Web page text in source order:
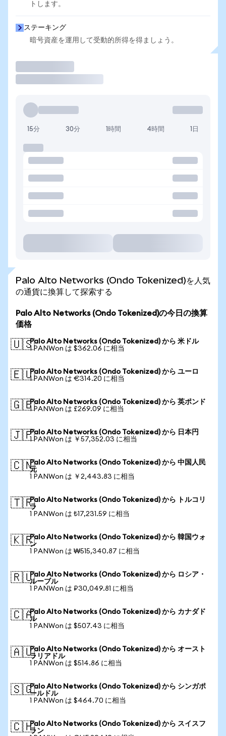
トします。
ステーキング
暗号資産を運用して受動的所得を得ましょう。
15分 30分 1時間 4時間 1日
Palo Alto Networks (Ondo Tokenized)を人気
の通貨に換算して探索する
Palo Alto Networks (Ondo Tokenized)の今日の換算
価格
🇺🇸Palo Alto Networks (Ondo Tokenized) から 米ドル
1 PANWon は $362.06 に相当
🇪🇺Palo Alto Networks (Ondo Tokenized) から ユーロ
1 PANWon は €314.20 に相当
🇬🇧Palo Alto Networks (Ondo Tokenized) から 英ポンド
1 PANWon は £269.09 に相当
🇯🇵Palo Alto Networks (Ondo Tokenized) から 日本円
1 PANWon は ￥57,352.03 に相当
🇨🇳Palo Alto Networks (Ondo Tokenized) から 中国人民
元
1 PANWon は ￥2,443.83 に相当
🇹🇷Palo Alto Networks (Ondo Tokenized) から トルコリ
ラ
1 PANWon は ₺17,231.59 に相当
🇰🇷Palo Alto Networks (Ondo Tokenized) から 韓国ウォ
ン
1 PANWon は ₩515,340.87 に相当
🇷🇺Palo Alto Networks (Ondo Tokenized) から ロシア・
ルーブル
1 PANWon は ₽30,049.81 に相当
🇨🇦Palo Alto Networks (Ondo Tokenized) から カナダド
ル
1 PANWon は $507.43 に相当
🇦🇺Palo Alto Networks (Ondo Tokenized) から オースト
ラリアドル
1 PANWon は $514.86 に相当
🇸🇬Palo Alto Networks (Ondo Tokenized) から シンガポ
ールドル
1 PANWon は $464.70 に相当
🇨🇭Palo Alto Networks (Ondo Tokenized) から スイスフ
ラン